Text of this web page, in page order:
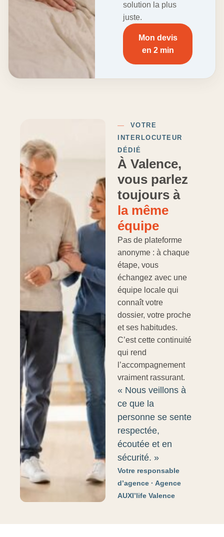
solution la plus
juste.
Mon devis
en 2 min
—
VOTRE
INTERLOCUTEUR
DÉDIÉ
À Valence,
vous parlez
toujours à
la même
équipe
Pas de plateforme
anonyme : à chaque
étape, vous
échangez avec une
équipe locale qui
connaît votre
dossier, votre proche
et ses habitudes.
C’est cette continuité
qui rend
l’accompagnement
vraiment rassurant.
« Nous veillons à
ce que la
personne se sente
respectée,
écoutée et en
sécurité. »
Votre responsable
d’agence · Agence
AUXI’life Valence